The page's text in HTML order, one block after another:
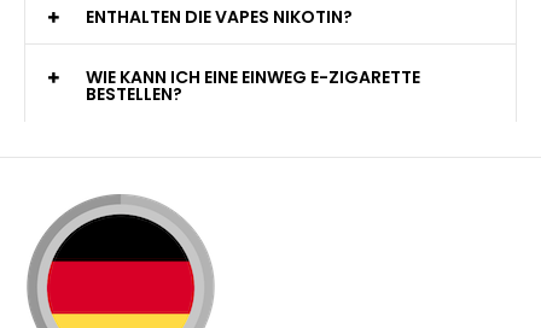
ENTHALTEN DIE VAPES NIKOTIN?
WIE KANN ICH EINE EINWEG E-ZIGARETTE
BESTELLEN?